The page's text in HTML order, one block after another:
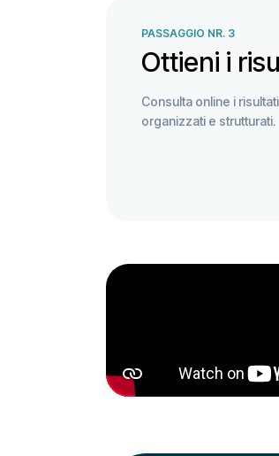
PASSAGGIO NR. 3
Ottieni i
Consulta online i
organizzati e strutturati.